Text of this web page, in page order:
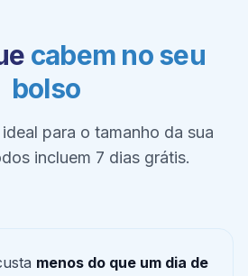
cabem no seu
bolso
para o tamanho da sua
incluem 7 dias grátis.
menos do que um dia de